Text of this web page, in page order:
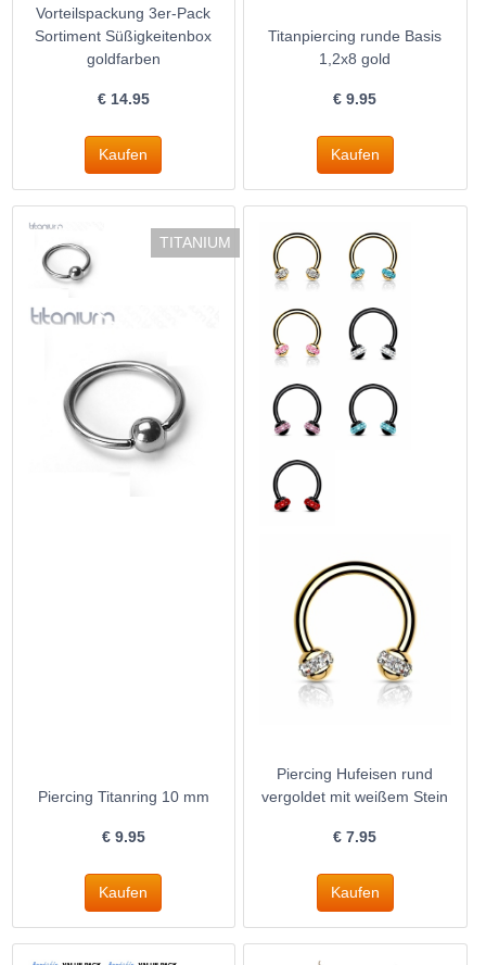
Vorteilspackung 3er-Pack
Sortiment Süßigkeitenbox
goldfarben
€ 14.95
Titanpiercing runde Basis
1,2x8 gold
€9.95
TITANIUM
Piercing Titanring 10 mm
€ 9.95
Piercing Hufeisen rund
vergoldet mit weißem Stein
€7.95